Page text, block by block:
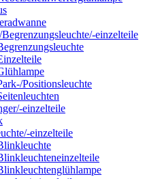
Begrenzungsleuchte/-einzelteile
Positionsleuchte
einzelteile
einzelteile